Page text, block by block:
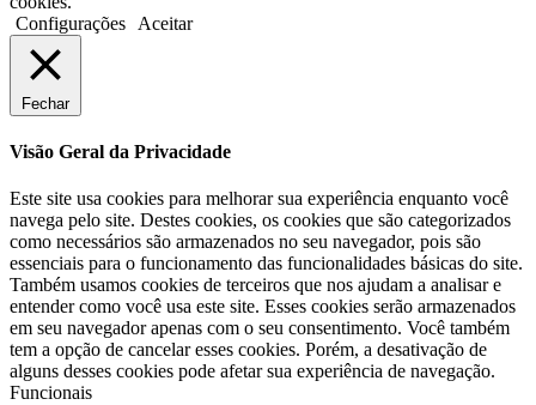
Configurações
Aceitar
Fechar
Visão Geral da Privacidade
Este site usa cookies para melhorar sua experiência enquanto você
navega pelo site. Destes cookies, os cookies que são categorizados
como necessários são armazenados no seu navegador, pois são
essenciais para o funcionamento das funcionalidades básicas do site.
Também usamos cookies de terceiros que nos ajudam a analisar e
entender como você usa este site. Esses cookies serão armazenados
em seu navegador apenas com o seu consentimento. Você também
tem a opção de cancelar esses cookies. Porém, a desativação de
alguns desses cookies pode afetar sua experiência de navegação.
Funcionais